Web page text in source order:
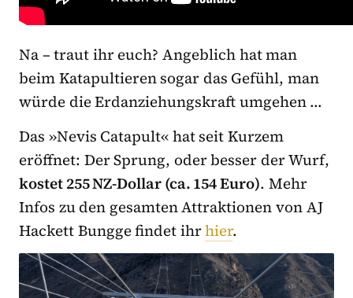
Na – traut ihr euch? Angeblich hat man
beim Katapultieren sogar das Gefühl, man
würde die Erdanziehungskraft umgehen …
Das »Nevis Catapult« hat seit Kurzem
eröffnet: Der Sprung, oder besser der Wurf,
kostet 255 NZ-Dollar (ca. 154 Euro). Mehr
Infos zu den gesamten Attraktionen von AJ
Hackett Bungge findet ihrhier.